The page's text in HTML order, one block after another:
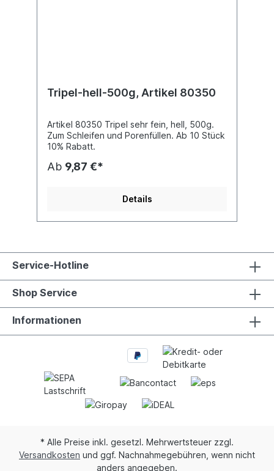
Tripel-hell-500g, Artikel 80350
Artikel 80350 Tripel sehr fein, hell, 500g.
Zum Schleifen und Porenfüllen. Ab 10 Stück
10% Rabatt.
Ab 9,87 €*
Details
Service-Hotline
Shop Service
Informationen
* Alle Preise inkl. gesetzl. Mehrwertsteuer zzgl.
Versandkosten und ggf. Nachnahmegebühren, wenn nicht
anders angegeben.